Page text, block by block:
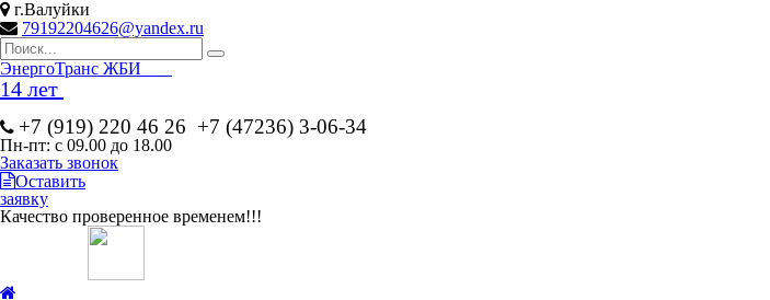
г.Валуйки
79192204626@yandex.ru
ЭнергоТранс ЖБИ
14 лет
+7 (919) 220 46 26 +7 (47236) 3-06-34
Пн-пт: с 09.00 до 18.00
Заказать звонок
Оставить
заявку
Качество проверенное временем!!!